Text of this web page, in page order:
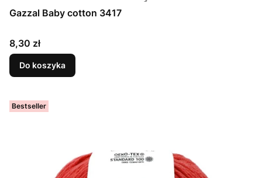
Gazzal Baby cotton 3417
Cena
8,30 zł
Do koszyka
Bestseller